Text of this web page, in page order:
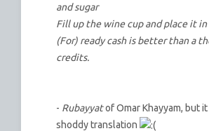
and sugar
Fill up the wine cup and place it in
(For) ready cash is better than a
credits.
- Rubayyatof Omar Khayyam, but it
shoddy translation